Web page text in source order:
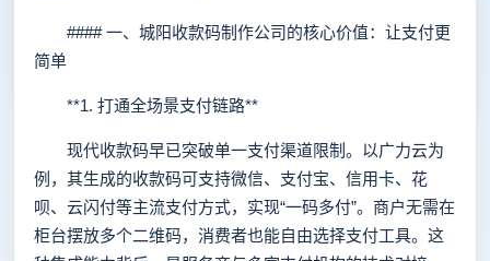
#### 一、城阳收款码制作公司的核心价值：让支付更
简单
**1. 打通全场景支付链路**
现代收款码早已突破单一支付渠道限制。以广力云为
例，其生成的收款码可支持微信、支付宝、信用卡、花
呗、云闪付等主流支付方式，实现“一码多付”。商户无需在
柜台摆放多个二维码，消费者也能自由选择支付工具。这